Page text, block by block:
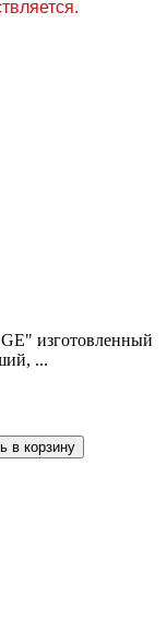
изготовленный
...